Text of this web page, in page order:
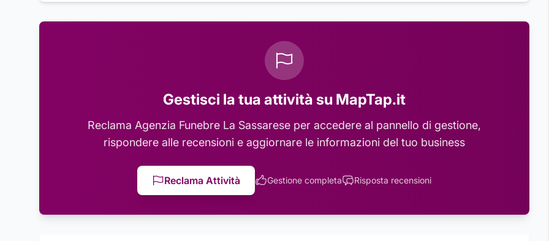
Gestisci la tua attività su MapTap.it
Reclama Agenzia Funebre La Sassarese per accedere al pannello di gestione,
rispondere alle recensioni e aggiornare le informazioni del tuo business
Reclama Attività Gestione completa Risposta recensioni